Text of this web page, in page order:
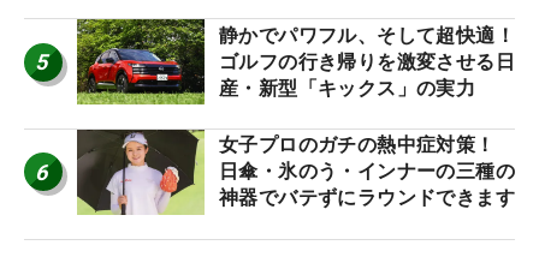
5
静かでパワフル、そして超快適！
ゴルフの行き帰りを激変させる日
産・新型「キックス」の実力
6
女子プロのガチの熱中症対策！
日傘・氷のう・インナーの三種の
神器でバテずにラウンドできます